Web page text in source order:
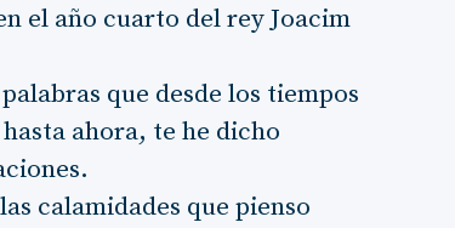
el año cuarto del rey Joacim
que desde los tiempos
ahora, te he dicho
calamidades que pienso